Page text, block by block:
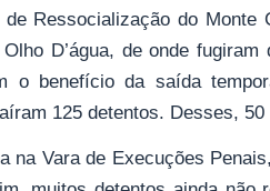
de Ressocialização do
D’água, de onde
o benefício da saída
125 detentos. Desses,
na Vara de Execuções